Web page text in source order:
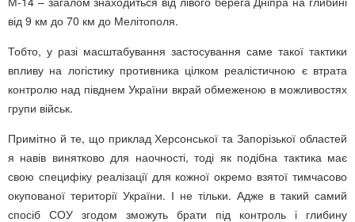
від 9 км до 70 км до Мелітополя.
Тобто, у разі масштабування застосування саме такої тактики
впливу на логістику противника цілком реалістичною є втрата
контролю над півднем України вкрай обмеженою в можливостях
групи військ.
Примітно й те, що приклад Херсонської та Запорізької областей
я навів винятково для наочності, тоді як подібна тактика має
свою специфіку реалізації для кожної окремо взятої тимчасово
окупованої території України. І не тільки. Адже в такий самий
спосіб СОУ згодом зможуть брати під контроль і глибину